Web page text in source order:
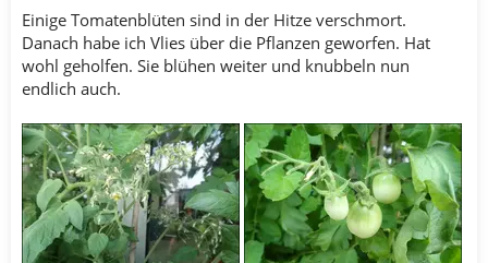
Einige Tomatenblüten sind in der Hitze verschmort.
Danach habe ich Vlies über die Pflanzen geworfen. Hat
wohl geholfen. Sie blühen weiter und knubbeln nun
endlich auch.